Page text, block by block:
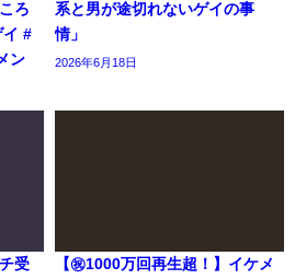
ろ
イ #
ン
系と男が途切れないゲイの事
情」
2026年6月18日
受
【㊗️1000万回再生超！】イケメ